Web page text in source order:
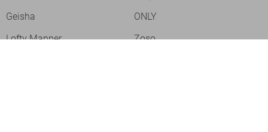
Geisha
ONLY
Lofty Manner
Zoso